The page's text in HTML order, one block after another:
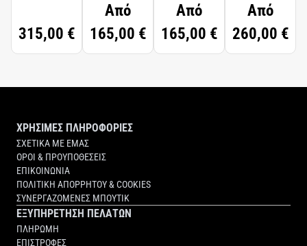
315,00 €
Από
165,00 €
Από
165,00 €
Από
260,00 €
ΧΡΗΣΙΜΕΣ ΠΛΗΡΟΦΟΡΙΕΣ
ΣΧΕΤΙΚΑ ΜΕ ΕΜΑΣ
ΟΡΟΙ & ΠΡΟΥΠΟΘΕΣΕΙΣ
ΕΠΙΚΟΙΝΩΝΙΑ
ΠΟΛΙΤΙΚΗ ΑΠΟΡΡΗΤΟΥ & COOKIES
ΣΥΝΕΡΓΑΖΟΜΕΝΕΣ ΜΠΟΥΤΙΚ
ΕΞΥΠΗΡΕΤΗΣΗ ΠΕΛΑΤΩΝ
ΠΛΗΡΩΜΗ
ΕΠΙΣΤΡΟΦΕΣ